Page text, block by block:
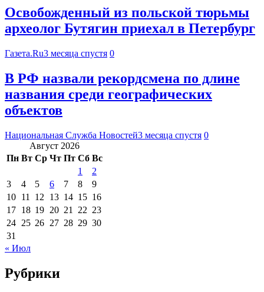
Освобожденный из польской тюрьмы
археолог Бутягин приехал в Петербург
Газета.Ru3 месяца спустя 0
В РФ назвали рекордсмена по длине
названия среди географических
объектов
Национальная Служба Новостей3 месяца спустя 0
Август 2026
Пн Вт Ср Чт Пт Сб Вс
1
2
3
4 5 6 7 8
9
10 11 12 13 14 15 16
17 18 19 20 21 22 23
24 25 26 27 28 29 30
31
« Июл
Рубрики